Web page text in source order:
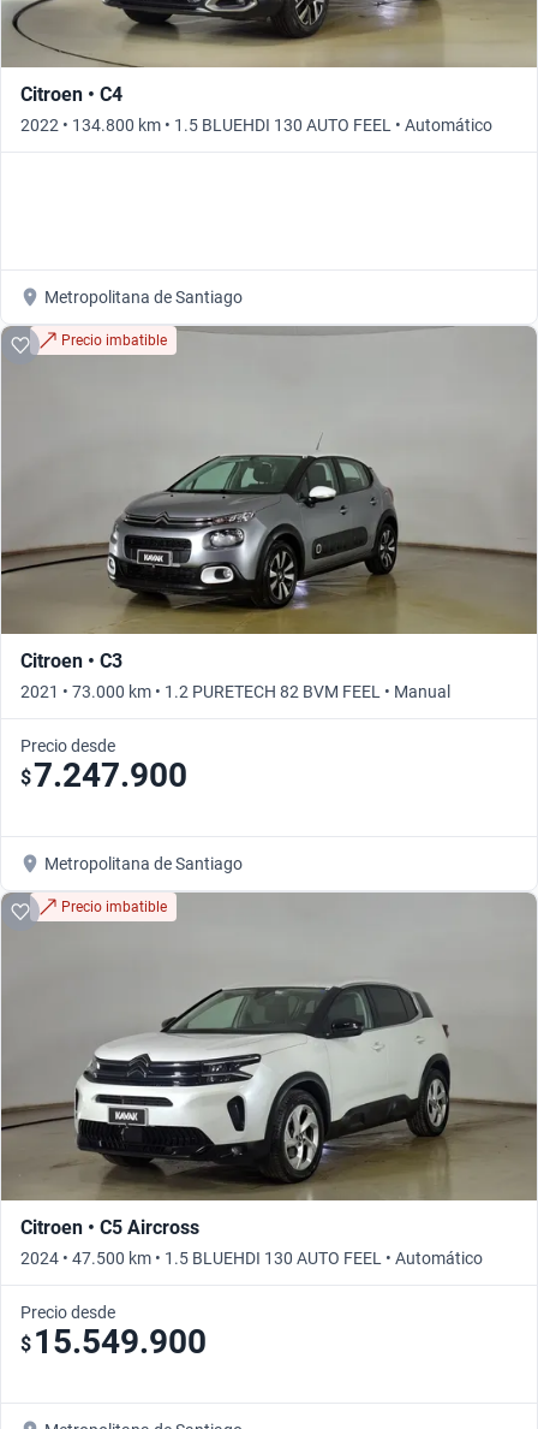
Citroen • C4
2022 • 134.800 km • 1.5 BLUEHDI 130 AUTO FEEL • Automático
Metropolitana de Santiago
Precio imbatible
Citroen • C3
2021 • 73.000 km • 1.2 PURETECH 82 BVM FEEL • Manual
Precio desde
$7.247.900
Metropolitana de Santiago
Precio imbatible
Citroen • C5 Aircross
2024 • 47.500 km • 1.5 BLUEHDI 130 AUTO FEEL • Automático
Precio desde
$ 15.549.900